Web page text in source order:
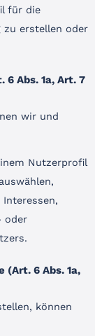
für die
zu erstellen oder
Abs. 1a, Art. 7
wir und
Nutzerprofil
oder
6 Abs. 1a,
können